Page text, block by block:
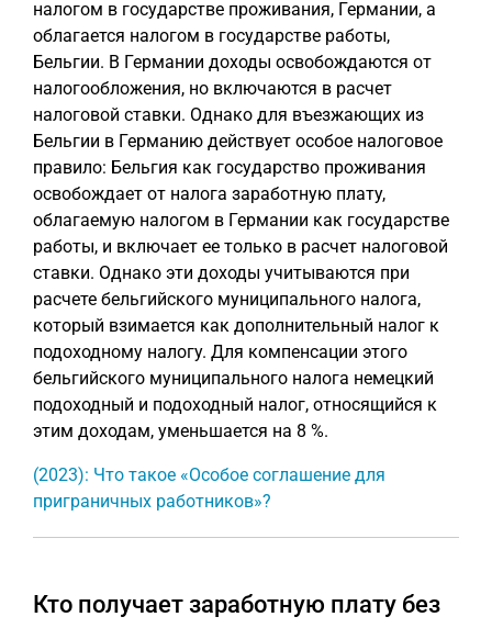
налогом в государстве проживания, Германии, а
облагается налогом в государстве работы,
Бельгии. В Германии доходы освобождаются от
налогообложения, но включаются в расчет
налоговой ставки. Однако для въезжающих из
Бельгии в Германию действует особое налоговое
правило: Бельгия как государство проживания
освобождает от налога заработную плату,
облагаемую налогом в Германии как государстве
работы, и включает ее только в расчет налоговой
ставки. Однако эти доходы учитываются при
расчете бельгийского муниципального налога,
который взимается как дополнительный налог к
подоходному налогу. Для компенсации этого
бельгийского муниципального налога немецкий
подоходный и подоходный налог, относящийся к
этим доходам, уменьшается на 8 %.
(2023): Что такое «Особое соглашение для
приграничных работников»?
Кто получает заработную плату без